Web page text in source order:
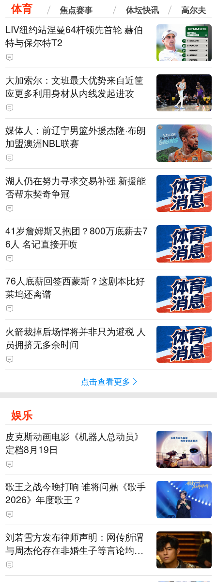
体育 焦点赛事 体坛快讯 高尔夫
LIV纽约站涅曼64杆领先首轮 赫伯
特与保尔特T2
大加索尔：文班最大优势来自近筐
应更多利用身材从内线发起进攻
媒体人：前辽宁男篮外援杰隆·布朗
加盟澳洲NBL联赛
湖人仍在努力寻求交易补强 新援能
否帮东契奇争冠
41岁詹姆斯又抱团？800万底薪去7
6人 名记直接开喷
76人底薪回签西蒙斯？这剧本比好
莱坞还离谱
火箭裁掉后场悍将并非只为避税 人
员拥挤无多余时间
点击查看更多
娱乐
皮克斯动画电影《机器人总动员》
定档8月19日
歌王之战今晚打响 谁将问鼎《歌手
2026》年度歌王？
刘若雪方发布律师声明：网传所谓
与周杰伦存在非婚生子等言论均为
不实信息